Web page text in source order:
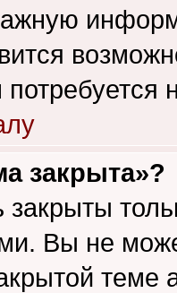
закрыта»?
Вы не
теме